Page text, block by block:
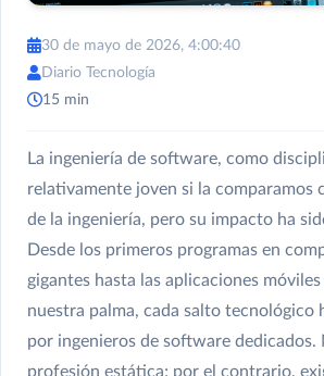
30 de mayo de 2026, 4:00:40
Diario Tecnología
15 min
La ingeniería de software, como
relativamente joven si la comparamos
de la ingeniería, pero su impacto ha
Desde los primeros programas en
gigantes hasta las aplicaciones
nuestra palma, cada salto tecnológico
por ingenieros de software dedicados.
profesión estática; por el contrario,